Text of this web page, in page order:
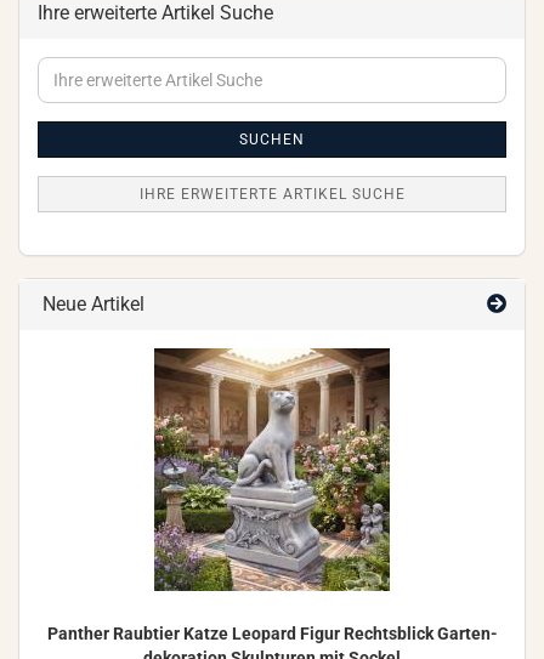
Ihre erweiterte Artikel Suche
Ihre
erweiterte
SUCHEN
IHRE ERWEITERTE ARTIKEL SUCHE
Neue Artikel
Pan­ther Raub­tier Katze Leo­pard Figur Rechts­blick Gar­ten­